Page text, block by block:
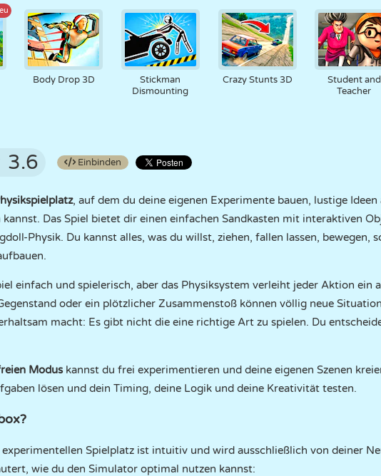
Body Drop 3D
Stickman
Dismounting
Crazy Stunts 3D
Student and
Teacher
3.6 Einbinden
, auf dem du deine eigenen Experimente bauen, lustige Ideen
Das Spiel bietet dir einen einfachen Sandkasten mit interaktiven
Physik. Du kannst alles, was du willst, ziehen, fallen lassen, bewegen,
einfach und spielerisch, aber das Physiksystem verleiht jeder Aktion ein
oder ein plötzlicher Zusammenstoß können völlig neue
macht: Es gibt nicht die eine richtige Art zu spielen. Du
Moduskannst du frei experimentieren und deine eigenen Szenen
lösen und dein Timing, deine Logik und deine Kreativität testen.
Spielplatz ist intuitiv und wird ausschließlich von deiner
wie du den Simulator optimal nutzen kannst: